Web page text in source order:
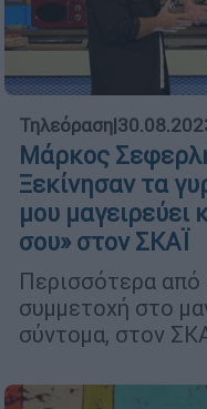
Τηλεόραση|
Μάρκος
Ξεκίνησαν τα
μου μαγειρεύει
σου» στον ΣΚΑΪ
Περισσότερα
συμμετοχή στο
σύντομα, στον